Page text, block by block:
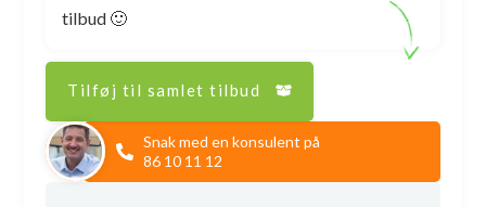
tilbud 🙂
Snak med en konsulent på
86 10 11 12
Tilføj til samlet tilbud